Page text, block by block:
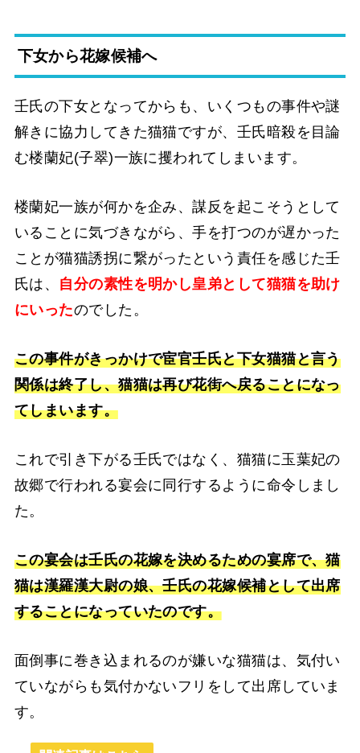
下女から花嫁候補へ
壬氏の下女となってからも、いくつもの事件や謎
解きに協力してきた猫猫ですが、壬氏暗殺を目論
む楼蘭妃(子翠)一族に攫われてしまいます。
楼蘭妃一族が何かを企み、謀反を起こそうとして
いることに気づきながら、手を打つのが遅かった
ことが猫猫誘拐に繋がったという責任を感じた壬
氏は、 自分の素性を明かし皇弟として猫猫を助け
にいったのでした。
この事件がきっかけで宦官壬氏と下女猫猫と言う
関係は終了し、猫猫は再び花街へ戻ることになっ
てしまいます。
これで引き下がる壬氏ではなく、猫猫に玉葉妃の
故郷で行われる宴会に同行するように命令しまし
た。
この宴会は壬氏の花嫁を決めるための宴席で、猫
猫は漢羅漢大尉の娘、壬氏の花嫁候補として出席
することになっていたのです。
面倒事に巻き込まれるのが嫌いな猫猫は、気付い
ていながらも気付かないフリをして出席していま
す。